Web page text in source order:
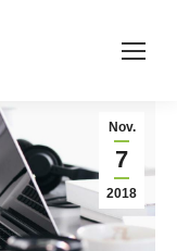
Nov.
7
2018